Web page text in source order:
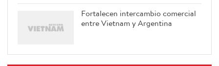
Fortalecen intercambio comercial
entre Vietnam y Argentina